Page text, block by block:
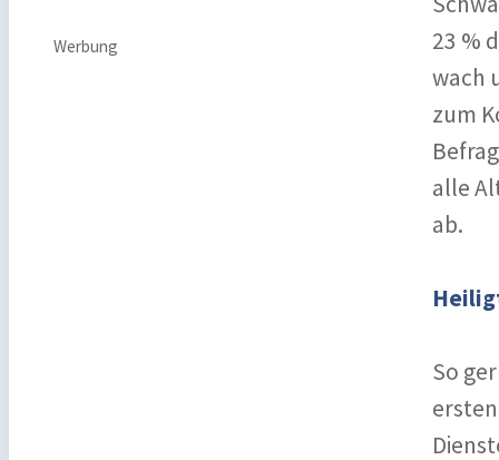
Werbung
23 %
wach
zum
alle
ab.
So